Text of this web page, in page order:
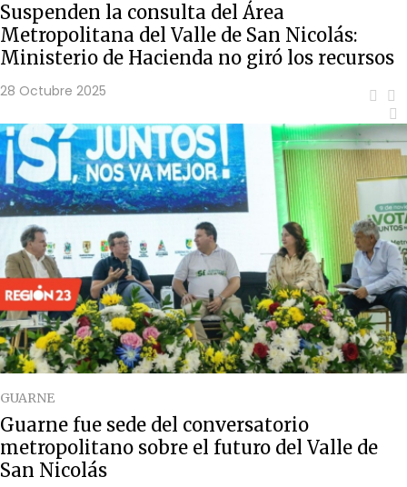
Suspenden la consulta del Área
Metropolitana del Valle de San Nicolás:
Ministerio de Hacienda no giró los recursos
28 Octubre 2025
GUARNE
Guarne fue sede del conversatorio
metropolitano sobre el futuro del Valle de
San Nicolás